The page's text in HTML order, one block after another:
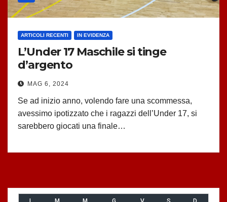
ARTICOLI RECENTI IN EVIDENZA
L’Under 17 Maschile si tinge
d’argento
MAG 6, 2024
Se ad inizio anno, volendo fare una scommessa,
avessimo ipotizzato che i ragazzi dell’Under 17, si
sarebbero giocati una finale…